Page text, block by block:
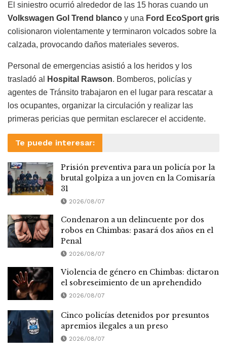
El siniestro ocurrió alrededor de las 15 horas cuando un
Volkswagen Gol Trend blanco y una Ford EcoSport gris
colisionaron violentamente y terminaron volcados sobre la
calzada, provocando daños materiales severos.
Personal de emergencias asistió a los heridos y los
trasladó al
Hospital Rawson. Bomberos, policías y
agentes de Tránsito trabajaron en el lugar para rescatar a
los ocupantes, organizar la circulación y realizar las
primeras pericias que permitan esclarecer el accidente.
Te puede interesar:
Prisión preventiva para un policía por la
brutal golpiza a un joven en la Comisaría
31
2026/08/07
Condenaron a un delincuente por dos
robos en Chimbas: pasará dos años en el
Penal
2026/08/07
Violencia de género en Chimbas: dictaron
el sobreseimiento de un aprehendido
2026/08/07
Cinco policías detenidos por presuntos
apremios ilegales a un preso
2026/08/07